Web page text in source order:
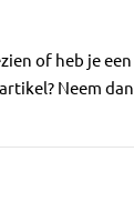
of heb je een
Neem dan